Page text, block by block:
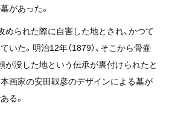
があった。
められた際に自害した地とされ、かつて
いた。明治12年（1879）、そこから骨壷
が没した地という伝承が裏付けられたと
本画家の安田靫彦のデザインによる墓が
る。